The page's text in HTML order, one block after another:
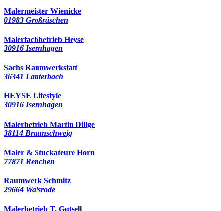
Malermeister Wienicke
01983 Großräschen
Malerfachbetrieb Heyse
30916 Isernhagen
Sachs Raumwerkstatt
36341 Lauterbach
HEYSE Lifestyle
30916 Isernhagen
Malerbetrieb Martin Dillge
38114 Braunschweig
Maler & Stuckateure Horn
77871 Renchen
Raumwerk Schmitz
29664 Walsrode
Malerbetrieb T. Gutsell